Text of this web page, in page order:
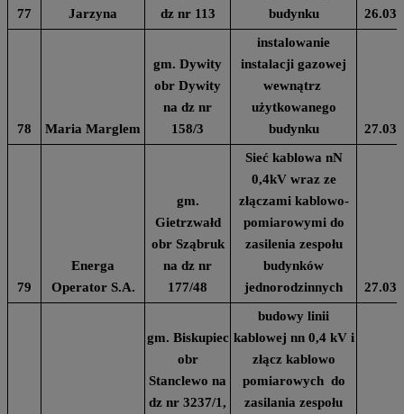
77
Jarzyna
dz nr 113
budynku
78 Maria Marglem
gm. Dywity
obr Dywity
na dz nr
158/3
instalowanie
instalacji gazowej
wewnątrz
użytkowanego
budynku
79
Energa
Operator S.A.
gm.
Gietrzwałd
obr Sząbruk
na dz nr
177/48
Sieć kablowa nN
0,4kV wraz ze
złączami kablowo-
pomiarowymi do
zasilenia zespołu
budynków
jednorodzinnych
gm. Biskupiec
obr
Stanclewo na
dz nr 3237/1,
budowy linii
kablowej nn 0,4 kV i
złącz kablowo
pomiarowych do
zasilania zespołu